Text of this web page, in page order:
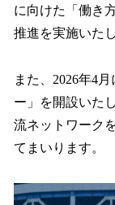
み
込
み
で
に向けた「働き
推進を実施いた
また、2026年4
ー」を開設いた
流ネットワーク
てまいります。